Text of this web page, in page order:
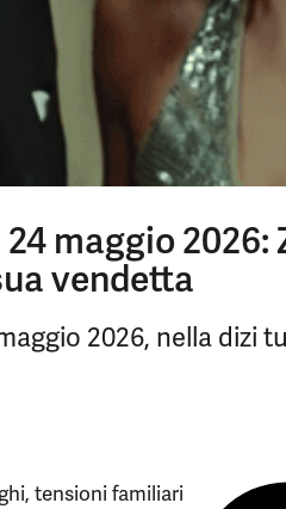
maggio 2026:
vendetta
2026, nella dizi
tensioni familiari